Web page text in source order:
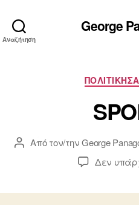
Αναζήτηση
George
Συντάκτης
Από τον/τηνGeorge
Δεν